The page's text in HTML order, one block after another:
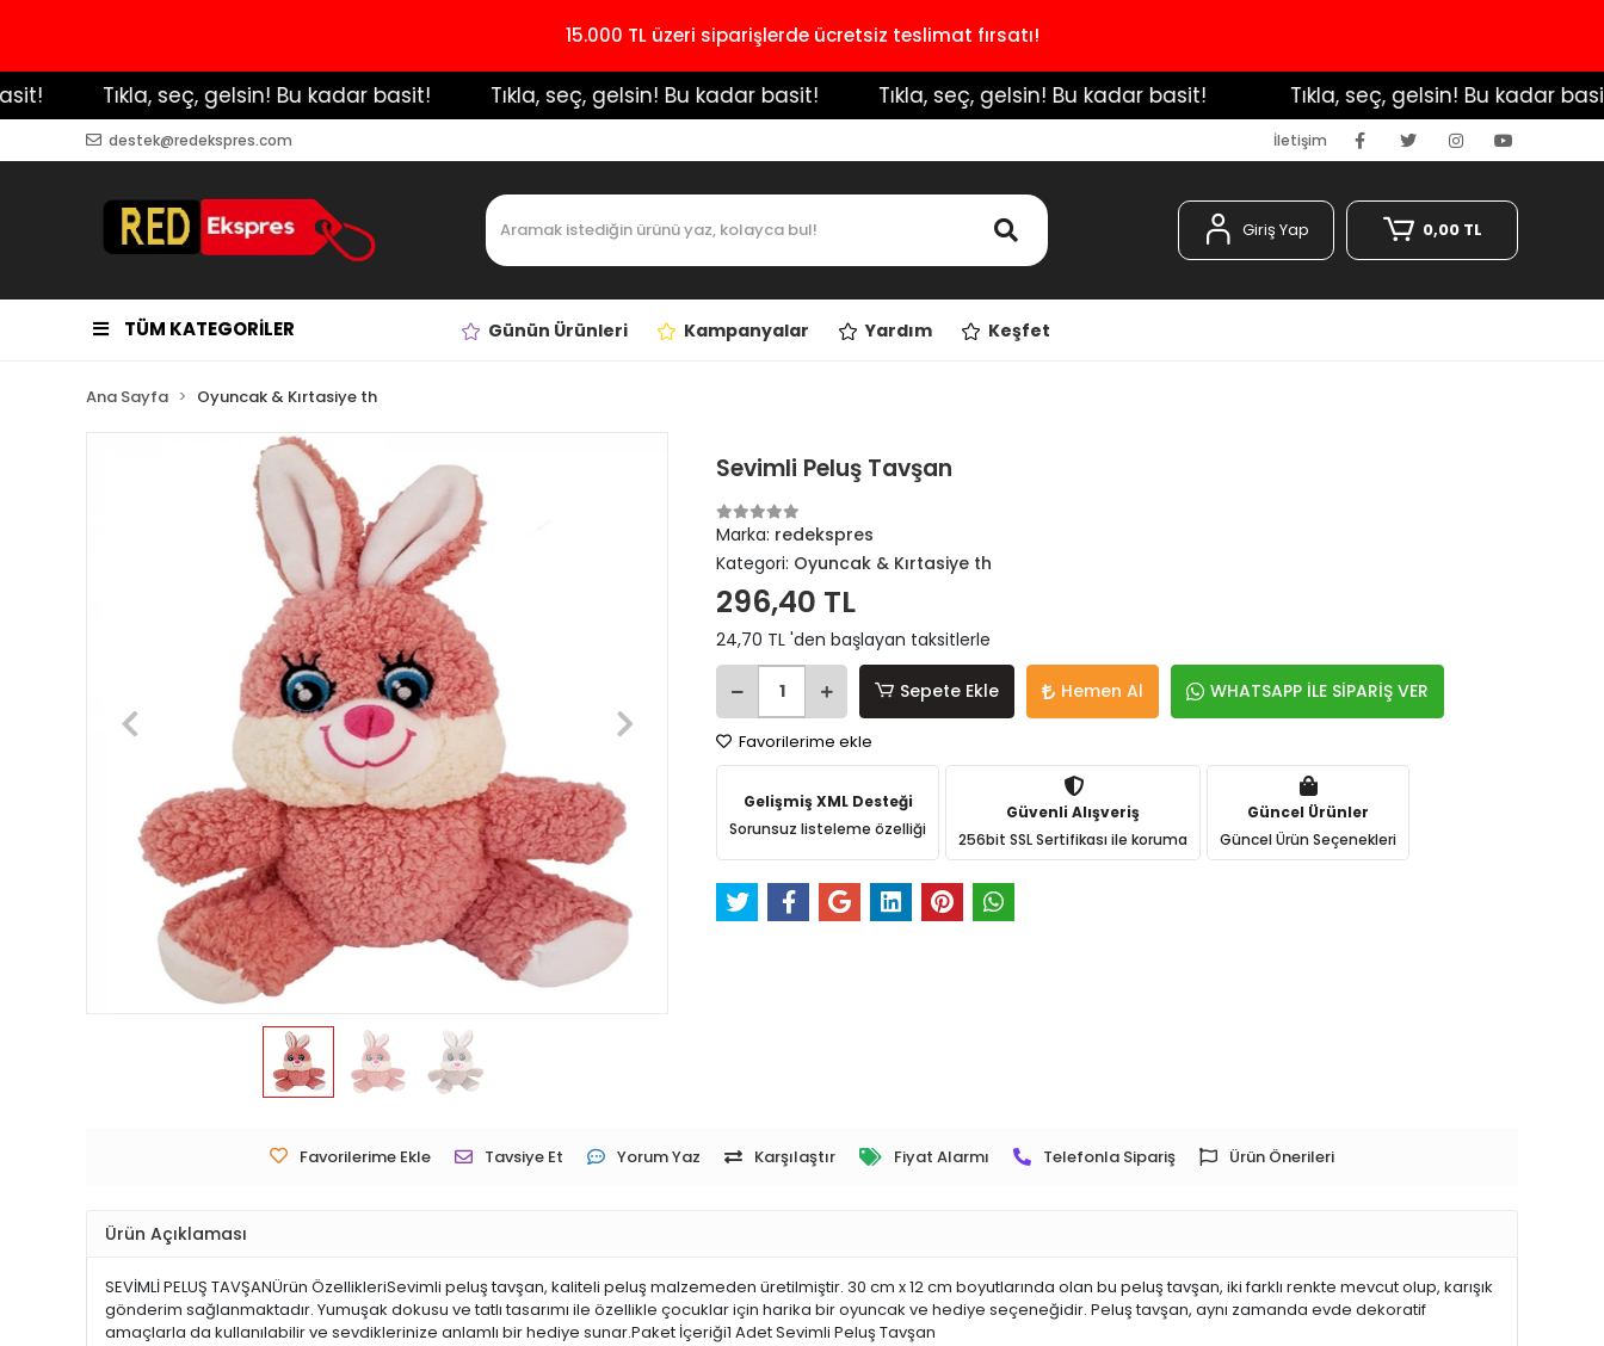
15.000 TL üzeri siparişlerde ücretsiz teslimat fırsatı!
️ Tıkla, seç, gelsin! Bu kadar basit! ️ Tıkla, seç, gelsin! Bu kadar basit! ️ Tıkla, seç, gelsin! Bu kadar basit! ️ Tıkla, seç, gelsin! Bu kadar basit!
destek@redekspres.com İletişim
Giriş Yap 0,00 TL
TÜM KATEGORİLER Günün Ürünleri Kampanyalar Yardım Keşfet
Ana Sayfa Oyuncak & Kırtasiye th
Sevimli Peluş Tavşan
Marka: redekspres
Kategori: Oyuncak & Kırtasiye th
296,40 TL
24,70 TL 'den başlayan taksitlerle
Sepete Ekle Hemen Al WHATSAPP İLE SİPARİŞ VER
Favorilerime ekle
Gelişmiş XML Desteği
Sorunsuz listeleme özelliği
Güvenli Alışveriş
256bit SSL Sertifikası ile koruma
Güncel Ürünler
Güncel Ürün Seçenekleri
Favorilerime Ekle Tavsiye Et Yorum Yaz Karşılaştır Fiyat Alarmı Telefonla Sipariş Ürün Önerileri
Ürün Açıklaması
SEVİMLİ PELUŞ TAVŞANÜrün ÖzellikleriSevimli peluş tavşan, kaliteli peluş malzemeden üretilmiştir. 30 cm x 12 cm boyutlarında olan bu peluş tavşan, iki farklı renkte mevcut olup, karışık
gönderim sağlanmaktadır. Yumuşak dokusu ve tatlı tasarımı ile özellikle çocuklar için harika bir oyuncak ve hediye seçeneğidir. Peluş tavşan, aynı zamanda evde dekoratif
amaçlarla da kullanılabilir ve sevdiklerinize anlamlı bir hediye sunar.Paket İçeriği1 Adet Sevimli Peluş Tavşan